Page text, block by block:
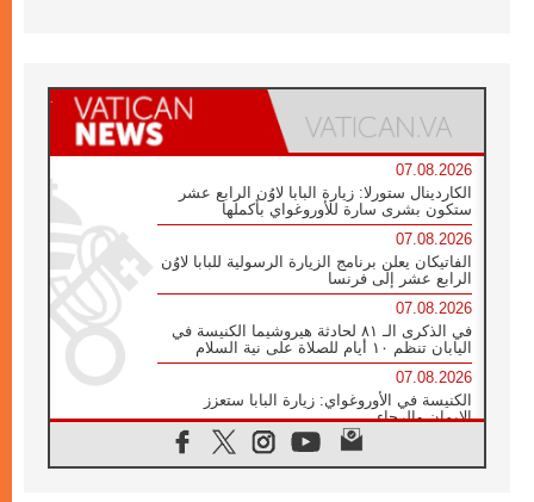
07.08.2026
الكاردينال ستورلا: زيارة البابا لاوُن الرابع عشر
ستكون بشرى سارة للأوروغواي بأكملها
07.08.2026
الفاتيكان يعلن برنامج الزيارة الرسولية للبابا لاوُن
الرابع عشر إلى فرنسا
07.08.2026
في الذكرى الـ ٨١ لحادثة هيروشيما الكنيسة في
اليابان تنظم ١٠ أيام للصلاة على نية السلام
07.08.2026
الكنيسة في الأوروغواي: زيارة البابا ستعزز
الإيمان والرجاء
الاجتماع الشهري للمطارنة الموارنة